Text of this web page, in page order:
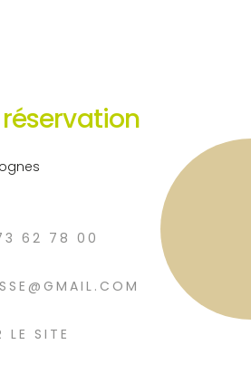
62 78 00
LE SITE